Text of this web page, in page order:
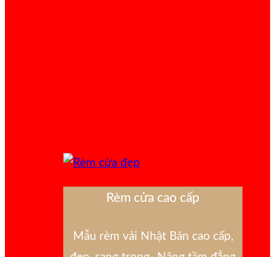
Rèm cửa cao cấp
Mẫu rèm vải Nhật Bản cao cấp,